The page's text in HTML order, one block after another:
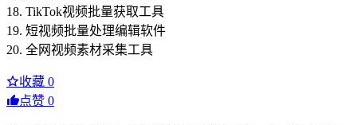
18. TikTok视频批量获取工具
19. 短视频批量处理编辑软件
20. 全网视频素材采集工具
收藏 0
点赞 0